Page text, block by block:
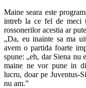
Maine seara este
intreb la ce fel de meci
rossonerilor acestia ar
„Da, eu inainte sa ma
avem o partida foarte
spune: „eh, dar Siena nu
maine ne vor pune in
lucru, doar pe Juventus-
nu am.”